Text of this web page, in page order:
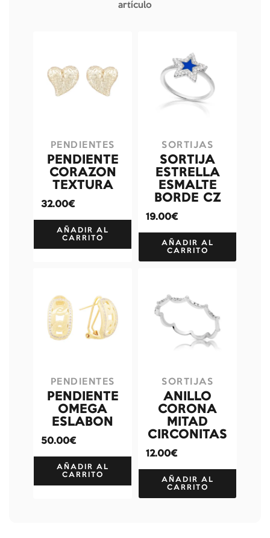
artículo
PENDIENTES
PENDIENTE
CORAZON
TEXTURA
32.00€
AÑADIR AL
CARRITO
SORTIJAS
SORTIJA
ESTRELLA
ESMALTE
BORDE CZ
19.00€
AÑADIR AL
CARRITO
PENDIENTES
PENDIENTE
OMEGA
ESLABON
50.00€
AÑADIR AL
CARRITO
SORTIJAS
ANILLO
CORONA
MITAD
CIRCONITAS
12.00€
AÑADIR AL
CARRITO